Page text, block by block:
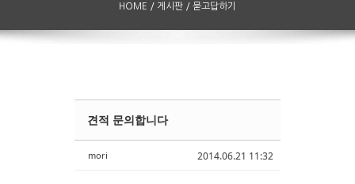
HOME / 게시판 / 묻고답하기
2014.06.21 11:32
견적 문의합니다
mori
Sketchbook5, 스케치북5
Sketchbook5, 스케치북5